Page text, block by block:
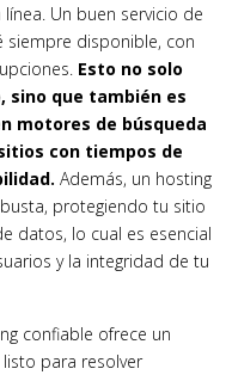
Un buen servicio de
siempre disponible, con
Esto no solo
sino que también es
motores de búsqueda
con tiempos de
Además, un hosting
protegiendo tu sitio
datos, lo cual es esencial
y la integridad de tu
confiable ofrece un
para resolver